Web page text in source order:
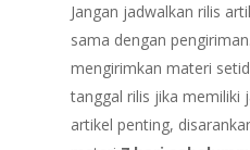
Jangan jadwalkan rilis
sama dengan
mengirimkan materi
tanggal rilis jika memiliki
artikel penting,